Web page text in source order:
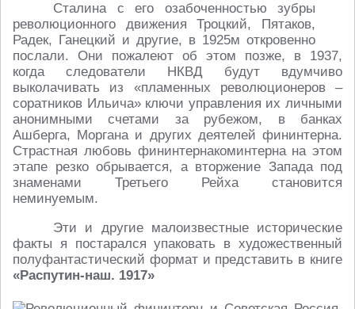
Сталина с его озабоченностью зубры
революционного движения Троцкий, Пятаков,
Радек, Ганецкий и другие, в 1925м откровенно
послали. Они пожалеют об этом позже, в 1937,
когда следователи НКВД будут вдумчиво
выколачивать из «пламенных революционеров –
соратников Ильича» ключи управления их личными
анонимными счетами за рубежом, в банках
Ашберга, Моргана и других деятелей фининтерна.
Страстная любовь фининтернакоминтерна на этом
этапе резко обрывается, а вторжение Запада под
знаменами Третьего Рейха становится
неминуемым.
Эти и другие малоизвестные исторические
факты я постарался упаковать в художественный
полуфантастический формат и представить в книге
«Распутин-наш. 1917»